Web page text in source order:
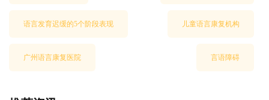
语言发育迟缓的5个阶段表现 儿童语言康复机构
广州语言康复医院 言语障碍